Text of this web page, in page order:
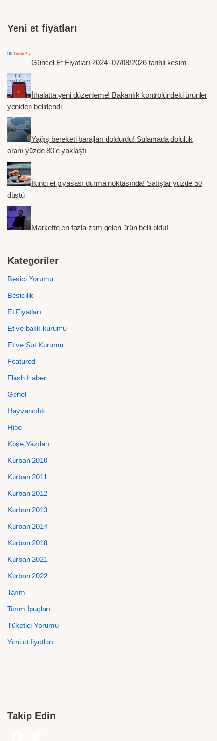
Yeni et fiyatları
Güncel Et Fiyatları 2024 -07/08/2026 tarihli kesim
İthalatta yeni düzenleme! Bakanlık kontrolündeki ürünler
yeniden belirlendi
Yağış bereketi barajları doldurdu! Sulamada doluluk
oranı yüzde 80’e yaklaştı
İkinci el piyasası durma noktasında! Satışlar yüzde 50
düştü
Markette en fazla zam gelen ürün belli oldu!
Kategoriler
Besici Yorumu
Besicilik
Et Fiyatları
Et ve balık kurumu
Et ve Süt Kurumu
Featured
Flash Haber
Genel
Hayvancılık
Hibe
Köşe Yazıları
Kurban 2010
Kurban 2011
Kurban 2012
Kurban 2013
Kurban 2014
Kurban 2018
Kurban 2021
Kurban 2022
Tarım
Tarım İpuçları
Tüketici Yorumu
Yeni et fiyatları
Takip Edin